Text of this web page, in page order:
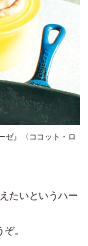
ゼ』〈ココット・ロ
たいというハー
。